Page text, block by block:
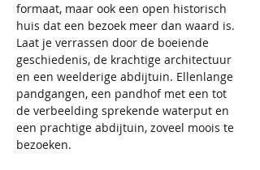
formaat, maar ook een open historisch
huis dat een bezoek meer dan waard is.
Laat je verrassen door de boeiende
geschiedenis, de krachtige architectuur
en een weelderige abdijtuin. Ellenlange
pandgangen, een pandhof met een tot
de verbeelding sprekende waterput en
een prachtige abdijtuin, zoveel moois te
bezoeken.